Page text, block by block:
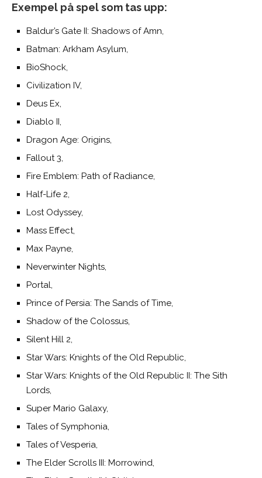
Exempel på spel som tas upp:
Baldur’s Gate II: Shadows of Amn,
Batman: Arkham Asylum,
BioShock,
Civilization IV,
Deus Ex,
Diablo II,
Dragon Age: Origins,
Fallout 3,
Fire Emblem: Path of Radiance,
Half-Life 2,
Lost Odyssey,
Mass Effect,
Max Payne,
Neverwinter Nights,
Portal,
Prince of Persia: The Sands of Time,
Shadow of the Colossus,
Silent Hill 2,
Star Wars: Knights of the Old Republic,
Star Wars: Knights of the Old Republic II: The Sith
Lords,
Super Mario Galaxy,
Tales of Symphonia,
Tales of Vesperia,
The Elder Scrolls III: Morrowind,